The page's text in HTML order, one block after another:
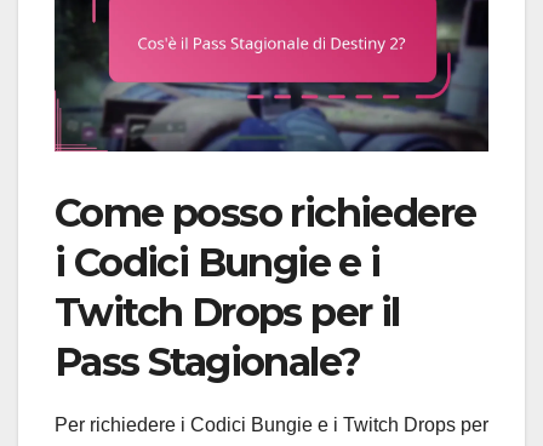
Come posso richiedere
i Codici Bungie e i
Twitch Drops per il
Pass Stagionale?
Per richiedere i Codici Bungie e i Twitch Drops per